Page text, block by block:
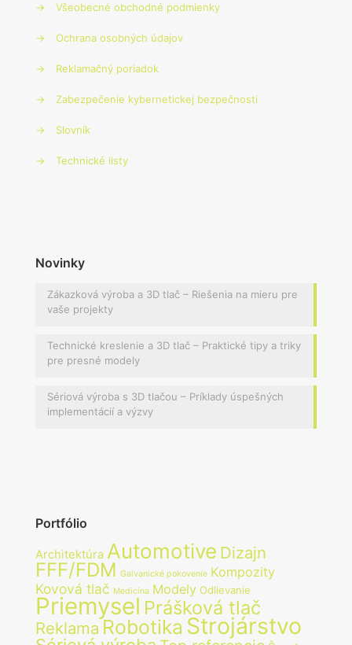
→ Všeobecné obchodné podmienky
→ Ochrana osobných údajov
→ Reklamačný poriadok
→ Zabezpečenie kybernetickej bezpečnosti
→ Slovník
→ Technické listy
Novinky
Zákazková výroba a 3D tlač – Riešenia na mieru pre
vaše projekty
Technické kreslenie a 3D tlač – Praktické tipy a triky
pre presné modely
Sériová výroba s 3D tlačou – Príklady úspešných
implementácií a výzvy
Portfólio
Architektúra Automotive Dizajn
FFF/FDM Galvanické pokovenie Kompozity
Kovová tlač Medicína Modely Odlievanie
Priemysel Prášková tlač
Reklama Robotika Strojárstvo